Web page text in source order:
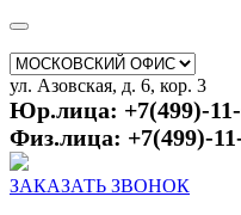
ул. Азовская, д. 6, кор. 3
Юр.лица: +7(499)-11-
Физ.лица: +7(499)-
ЗАКАЗАТЬ ЗВОНОК